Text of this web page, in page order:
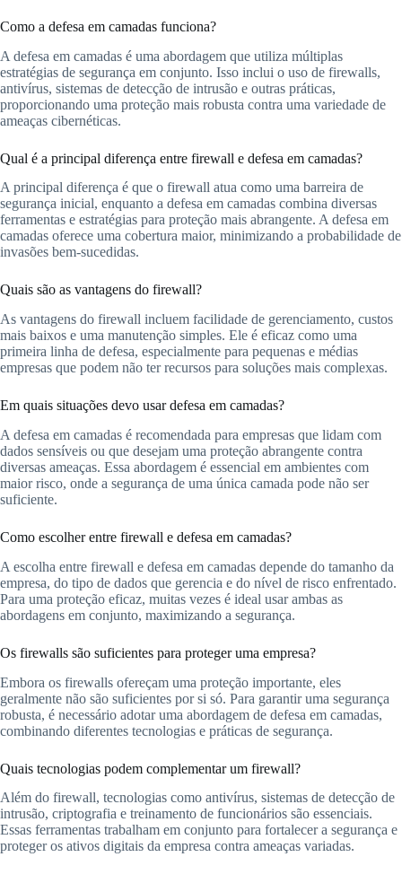
Como a defesa em camadas funciona?
A defesa em camadas é uma abordagem que utiliza múltiplas
estratégias de segurança em conjunto. Isso inclui o uso de firewalls,
antivírus, sistemas de detecção de intrusão e outras práticas,
proporcionando uma proteção mais robusta contra uma variedade de
ameaças cibernéticas.
Qual é a principal diferença entre firewall e defesa em camadas?
A principal diferença é que o firewall atua como uma barreira de
segurança inicial, enquanto a defesa em camadas combina diversas
ferramentas e estratégias para proteção mais abrangente. A defesa em
camadas oferece uma cobertura maior, minimizando a probabilidade de
invasões bem-sucedidas.
Quais são as vantagens do firewall?
As vantagens do firewall incluem facilidade de gerenciamento, custos
mais baixos e uma manutenção simples. Ele é eficaz como uma
primeira linha de defesa, especialmente para pequenas e médias
empresas que podem não ter recursos para soluções mais complexas.
Em quais situações devo usar defesa em camadas?
A defesa em camadas é recomendada para empresas que lidam com
dados sensíveis ou que desejam uma proteção abrangente contra
diversas ameaças. Essa abordagem é essencial em ambientes com
maior risco, onde a segurança de uma única camada pode não ser
suficiente.
Como escolher entre firewall e defesa em camadas?
A escolha entre firewall e defesa em camadas depende do tamanho da
empresa, do tipo de dados que gerencia e do nível de risco enfrentado.
Para uma proteção eficaz, muitas vezes é ideal usar ambas as
abordagens em conjunto, maximizando a segurança.
Os firewalls são suficientes para proteger uma empresa?
Embora os firewalls ofereçam uma proteção importante, eles
geralmente não são suficientes por si só. Para garantir uma segurança
robusta, é necessário adotar uma abordagem de defesa em camadas,
combinando diferentes tecnologias e práticas de segurança.
Quais tecnologias podem complementar um firewall?
Além do firewall, tecnologias como antivírus, sistemas de detecção de
intrusão, criptografia e treinamento de funcionários são essenciais.
Essas ferramentas trabalham em conjunto para fortalecer a segurança e
proteger os ativos digitais da empresa contra ameaças variadas.